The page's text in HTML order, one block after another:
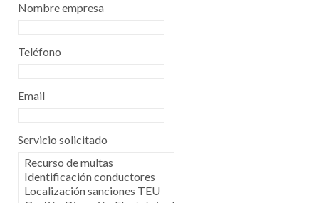
Nombre empresa
Teléfono
Email
Servicio solicitado